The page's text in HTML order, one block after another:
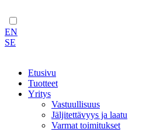
EN
SE
Etusivu
Tuotteet
Yritys
Vastuullisuus
Jäljitettävyys ja laatu
Varmat toimitukset